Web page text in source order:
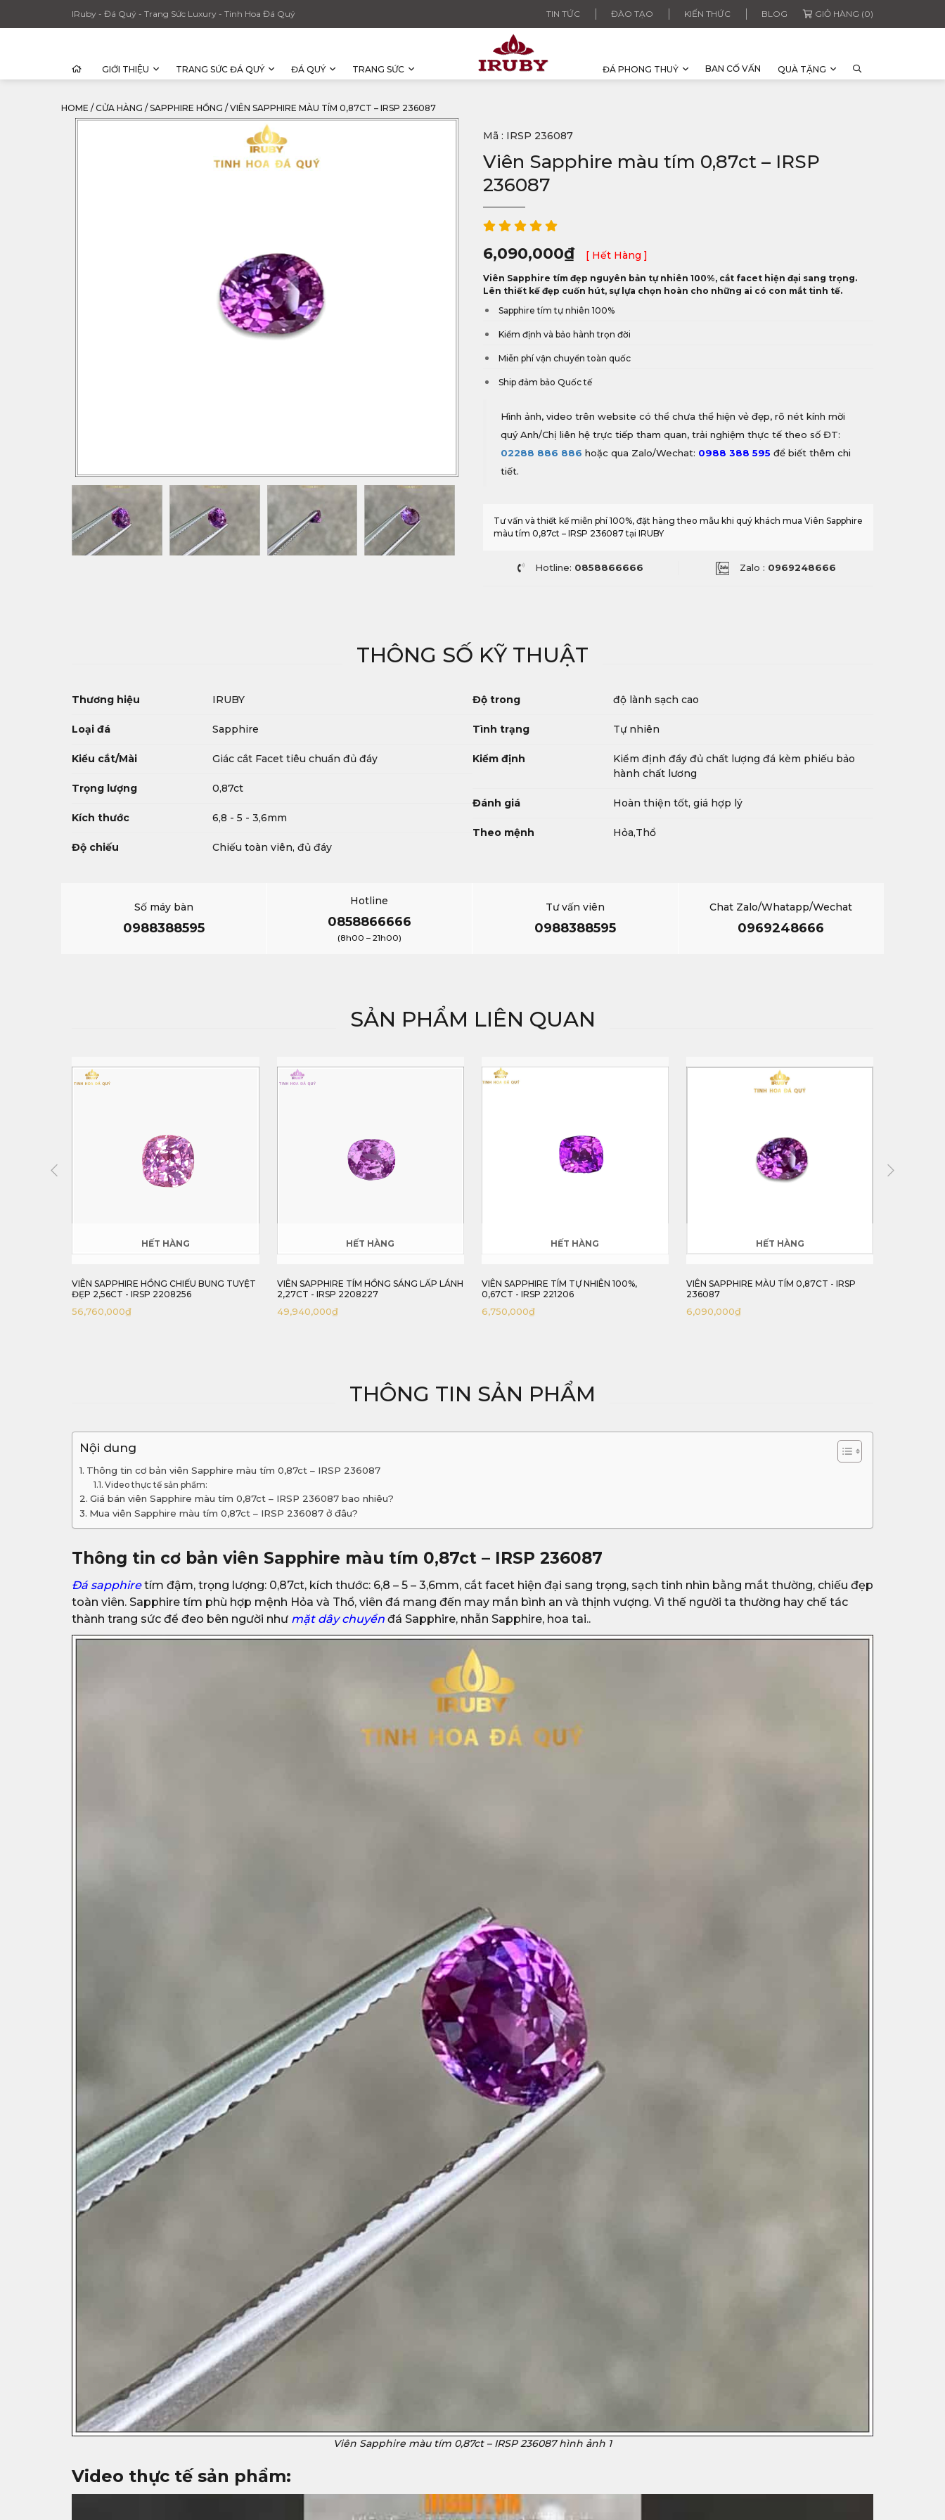
IRuby - Đá Quý - Trang Sức Luxury - Tinh Hoa Đá Quý TIN TỨC ĐÀO TẠO KIẾN THỨC BLOG GIỎ HÀNG (0)
GIỚI THIỆU TRANG SỨC ĐÁ QUÝ ĐÁ QUÝ TRANG SỨC ĐÁ PHONG THUỶ BAN CỐ VẤN QUÀ TẶNG
HOME / CỬA HÀNG / SAPPHIRE HỒNG / VIÊN SAPPHIRE MÀU TÍM 0,87CT – IRSP 236087
Mã : IRSP 236087
Viên Sapphire màu tím 0,87ct – IRSP
236087
6,090,000₫ [ Hết Hàng ]
Viên Sapphire tím đẹp nguyên bản tự nhiên 100%, cắt facet hiện đại sang trọng.
Lên thiết kế đẹp cuốn hút, sự lựa chọn hoàn cho những ai có con mắt tinh tế.
Sapphire tím tự nhiên 100%
Kiểm định và bảo hành trọn đời
Miễn phí vận chuyển toàn quốc
Ship đảm bảo Quốc tế
Hình ảnh, video trên website có thể chưa thể hiện vẻ đẹp, rõ nét kính mời
quý Anh/Chị liên hệ trực tiếp tham quan, trải nghiệm thực tế theo số ĐT:
02288 886 886 hoặc qua Zalo/Wechat: 0988 388 595 để biết thêm chi
tiết.
Tư vấn và thiết kế miễn phí 100%, đặt hàng theo mẫu khi quý khách mua Viên Sapphire
màu tím 0,87ct – IRSP 236087 tại IRUBY
Hotline: 0858866666 Zalo : 0969248666
THÔNG SỐ KỸ THUẬT
Thương hiệu IRUBY
Loại đá Sapphire
Kiểu cắt/Mài Giác cắt Facet tiêu chuẩn đủ đáy
Trọng lượng 0,87ct
Kích thước 6,8 - 5 - 3,6mm
Độ chiếu Chiếu toàn viên, đủ đáy
Độ trong độ lành sạch cao
Tình trạng Tự nhiên
Kiểm định
Kiểm định đầy đủ chất lượng đá kèm phiếu bảo
hành chất lương
Đánh giá Hoàn thiện tốt, giá hợp lý
Theo mệnh Hỏa,Thổ
Số máy bàn
0988388595
Hotline
0858866666
(8h00 – 21h00)
Tư vấn viên
0988388595
Chat Zalo/Whatapp/Wechat
0969248666
SẢN PHẨM LIÊN QUAN
HẾT HÀNG
VIÊN SAPPHIRE HỒNG CHIẾU BUNG TUYỆT
ĐẸP 2,56CT - IRSP 2208256
56,760,000₫
HẾT HÀNG
VIÊN SAPPHIRE TÍM HỒNG SÁNG LẤP LÁNH
2,27CT - IRSP 2208227
49,940,000₫
HẾT HÀNG
VIÊN SAPPHIRE TÍM TỰ NHIÊN 100%,
0,67CT - IRSP 221206
6,750,000₫
HẾT HÀNG
VIÊN SAPPHIRE MÀU TÍM 0,87CT - IRSP
236087
6,090,000₫
THÔNG TIN SẢN PHẨM
Nội dung
Thông tin cơ bản viên Sapphire màu tím 0,87ct – IRSP 236087
Video thực tế sản phẩm:
Giá bán viên Sapphire màu tím 0,87ct – IRSP 236087 bao nhiêu?
Mua viên Sapphire màu tím 0,87ct – IRSP 236087 ở đâu?
Thông tin cơ bản viên Sapphire màu tím 0,87ct – IRSP 236087
Đá sapphiretím đậm, trọng lượng: 0,87ct, kích thước: 6,8 – 5 – 3,6mm, cắt facet hiện đại sang trọng, sạch tinh nhìn bằng mắt thường, chiếu đẹp
toàn viên. Sapphire tím phù hợp mệnh Hỏa và Thổ, viên đá mang đến may mắn bình an và thịnh vượng. Vì thế người ta thường hay chế tác
thành trang sức để đeo bên người như mặt dây chuyền đá Sapphire, nhẫn Sapphire, hoa tai..
Viên Sapphire màu tím 0,87ct – IRSP 236087 hình ảnh 1
Video thực tế sản phẩm: